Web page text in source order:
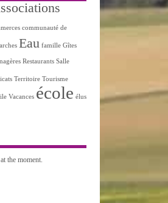
communauté de
Eau famille Gîtes
Restaurants Salle
Territoire Tourisme
Vacances école élus
the moment.